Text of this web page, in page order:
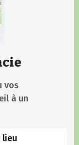
vos
à un